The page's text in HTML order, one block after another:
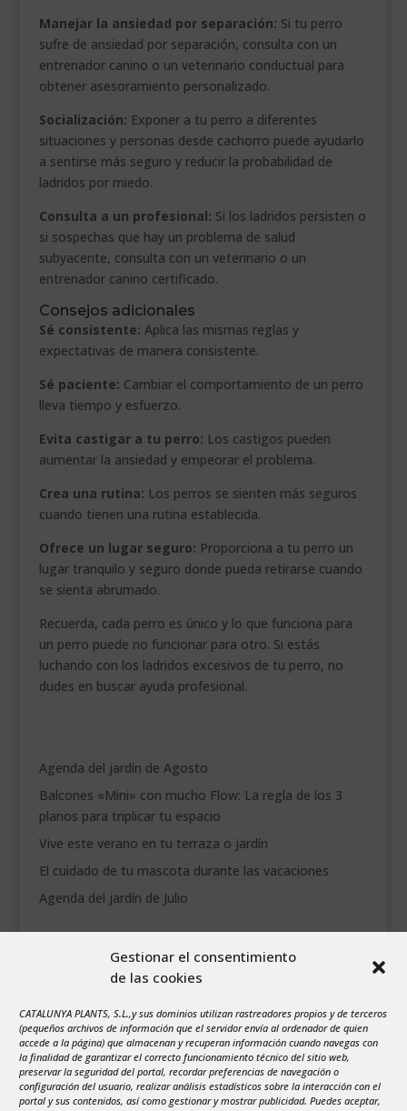
Gestionar el consentimiento
de las cookies
CATALUNYA PLANTS, S.L.,y sus dominios utilizan rastreadores propios y de terceros
(pequeños archivos de información que el servidor envía al ordenador de quien
accede a la página) que almacenan y recuperan información cuando navegas con
la finalidad de garantizar el correcto funcionamiento técnico del sitio web,
preservar la seguridad del portal, recordar preferencias de navegación o
configuración del usuario, realizar análisis estadísticos sobre la interacción con el
portal y sus contenidos, así como gestionar y mostrar publicidad. Puedes aceptar,
Manejar la ansiedad por separación: Si tu perro
sufre de ansiedad por separación, consulta con un
entrenador canino o un veterinario conductual para
obtener asesoramiento personalizado.
Socialización: Exponer a tu perro a diferentes
situaciones y personas desde cachorro puede ayudarlo
a sentirse más seguro y reducir la probabilidad de
ladridos por miedo.
Consulta a un profesional: Si los ladridos persisten o
si sospechas que hay un problema de salud
subyacente, consulta con un veterinario o un
entrenador canino certificado.
Consejos adicionales
Sé consistente: Aplica las mismas reglas y
expectativas de manera consistente.
Sé paciente: Cambiar el comportamiento de un perro
lleva tiempo y esfuerzo.
Evita castigar a tu perro: Los castigos pueden
aumentar la ansiedad y empeorar el problema.
Crea una rutina: Los perros se sienten más seguros
cuando tienen una rutina establecida.
Ofrece un lugar seguro: Proporciona a tu perro un
lugar tranquilo y seguro donde pueda retirarse cuando
se sienta abrumado.
Recuerda, cada perro es único y lo que funciona para
un perro puede no funcionar para otro. Si estás
luchando con los ladridos excesivos de tu perro, no
dudes en buscar ayuda profesional.
Agenda del jardín de Agosto
Balcones «Mini» con mucho Flow: La regla de los 3
planos para triplicar tu espacio
Vive este verano en tu terraza o jardín
El cuidado de tu mascota durante las vacaciones
Agenda del jardín de Julio
X J V S
3
4 5 6 7 8
9
10
11 12 13 14 15
16
17
18 19 20 21 22
23
24
25 26 27 28 29 30